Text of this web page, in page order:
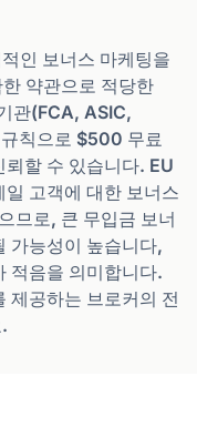
인 보너스 마케팅을
약관으로 적당한
관(FCA, ASIC,
칙으로 $500 무료
할 수 있습니다. EU
고객에 대한 보너스
므로, 큰 무입금 보너
가능성이 높습니다,
적음을 의미합니다.
제공하는 브로커의 전